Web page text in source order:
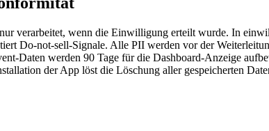
verarbeitet, wenn die Einwilligung erteilt wurde. In
Do-not-sell-Signale. Alle PII werden vor der
Daten werden 90 Tage für die Dashboard-Anzeige
der App löst die Löschung aller gespeicherten